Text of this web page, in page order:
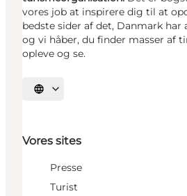
vores job at inspirere dig til at
bedste sider af det, Danmark har
og vi håber, du finder masser af
opleve og se.
Vælg sprog
Vores sites
Presse
Turist